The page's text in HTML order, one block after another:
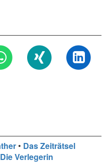
• Das Zeiträtsel
Die Verlegerin